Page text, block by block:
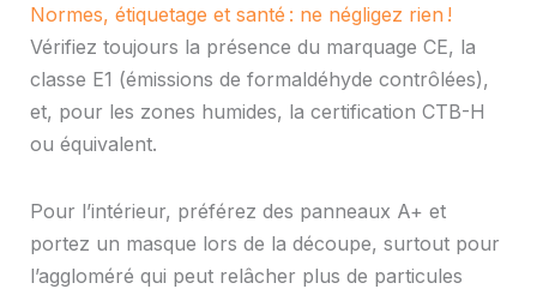
Normes, étiquetage et santé : ne négligez rien !
Vérifiez toujours la présence du marquage CE, la
classe E1 (émissions de formaldéhyde contrôlées),
et, pour les zones humides, la certification CTB-H
ou équivalent.
Pour l’intérieur, préférez des panneaux A+ et
portez un masque lors de la découpe, surtout pour
l’aggloméré qui peut relâcher plus de particules